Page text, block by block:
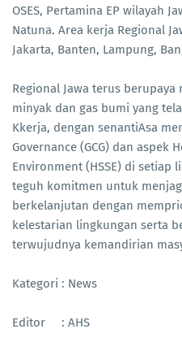
OSES, Pertamina EP wilayah
Natuna. Area kerja Regional
Jakarta, Banten, Lampung,
Regional Jawa terus
minyak dan gas bumi yang
Kkerja, dengan senantiAsa
Governance (GCG) dan aspek
Environment (HSSE) di setiap
teguh komitmen untuk
berkelanjutan dengan
kelestarian lingkungan serta
terwujudnya kemandirian
Kategori : News
Editor : AHS